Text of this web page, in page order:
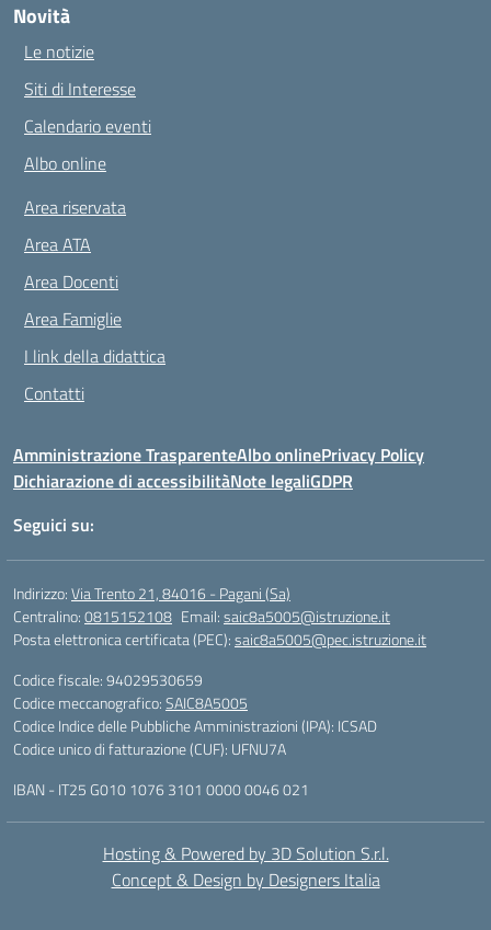
Novità
Le notizie
Siti di Interesse
Calendario eventi
Albo online
Area riservata
Area ATA
Area Docenti
Area Famiglie
I link della didattica
Contatti
Amministrazione TrasparenteAlbo onlinePrivacy Policy
Dichiarazione di accessibilitàNote legaliGDPR
Seguici su:
Indirizzo:Via Trento 21, 84016 - Pagani (Sa)
Centralino:0815152108 Email:saic8a5005@istruzione.it
Posta elettronica certificata (PEC):saic8a5005@pec.istruzione.it
Codice fiscale: 94029530659
Codice meccanografico:SAIC8A5005
Codice Indice delle Pubbliche Amministrazioni (IPA): ICSAD
Codice unico di fatturazione (CUF): UFNU7A
IBAN - IT25 G010 1076 3101 0000 0046 021
Hosting & Powered by 3D Solution S.r.l.
Concept & Design by Designers Italia